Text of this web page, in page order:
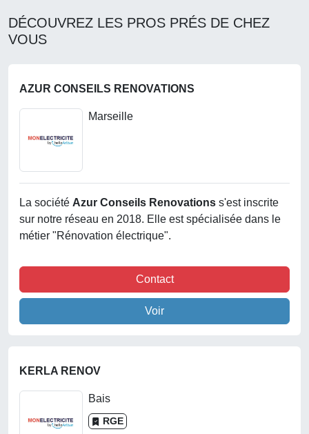
DÉCOUVREZ LES PROS PRÉS DE CHEZ
VOUS
AZUR CONSEILS RENOVATIONS
Marseille
La société Azur Conseils Renovations s'est inscrite
sur notre réseau en 2018. Elle est spécialisée dans le
métier "Rénovation électrique".
Contact
Voir
KERLA RENOV
Bais
RGE